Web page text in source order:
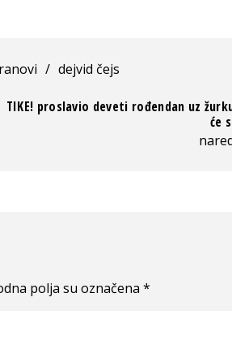
/ dejvid čejs
TIKE! proslavio deveti rođendan uz
će
polja su označena *